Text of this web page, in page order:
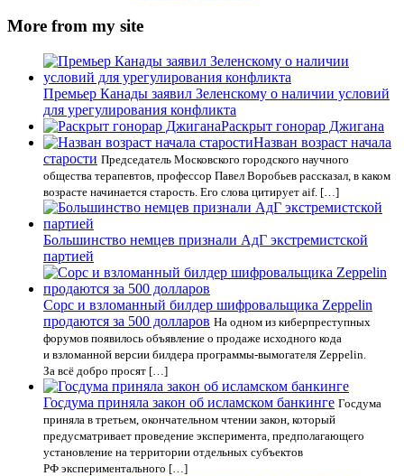
More from my site
Премьер Канады заявил Зеленскому о наличии условий
для урегулирования конфликта
Раскрыт гонорар Джигана
Назван возраст начала
старости Председатель Московского городского научного
общества терапевтов, профессор Павел Воробьев рассказал, в каком
возрасте начинается старость. Его слова цитирует aif. […]
Большинство немцев признали АдГ экстремистской
партией
Сорс и взломанный билдер шифровальщика Zeppelin
продаются за 500 долларов На одном из киберпреступных
форумов появилось объявление о продаже исходного кода
и взломанной версии билдера программы-вымогателя Zeppelin.
За всё добро просят […]
Госдума приняла закон об исламском банкинге Госдума
приняла в третьем, окончательном чтении закон, который
предусматривает проведение эксперимента, предполагающего
установление на территории отдельных субъектов
РФ экспериментального […]